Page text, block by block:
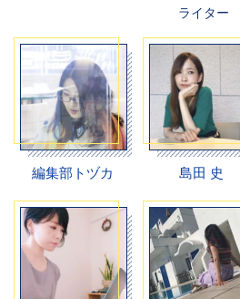
ライター
編集部トヅカ 島田 史